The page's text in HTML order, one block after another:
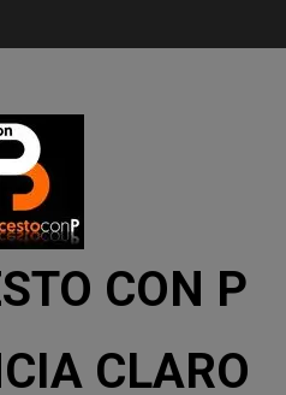
CON P
CLARO